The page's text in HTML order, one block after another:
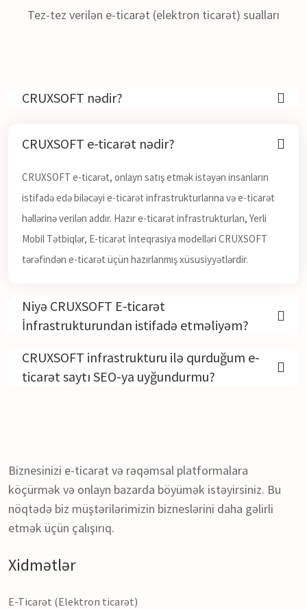
Tez-tez verilən e-ticarət (elektron ticarət) sualları
CRUXSOFT nədir?
CRUXSOFT e-ticarət nədir?
CRUXSOFT e-ticarət, onlayn satış etmək istəyən insanların
istifadə edə biləcəyi e-ticarət infrastrukturlarına və e-ticarət
həllərinə verilən addır. Hazır e-ticarət infrastrukturları, Yerli
Mobil Tətbiqlər, E-ticarət İnteqrasiya modelləri CRUXSOFT
tərəfindən e-ticarət üçün hazırlanmış xüsusiyyətlərdir.
Niyə CRUXSOFT E-ticarət
İnfrastrukturundan istifadə etməliyəm?
CRUXSOFT infrastrukturu ilə qurduğum e-
ticarət saytı SEO-ya uyğundurmu?
Biznesinizi e-ticarət və rəqəmsal platformalara
köçürmək və onlayn bazarda böyümək istəyirsiniz. Bu
nöqtədə biz müştərilərimizin bizneslərini daha gəlirli
etmək üçün çalışırıq.
Xidmətlər
E-Ticarət (Elektron ticarət)